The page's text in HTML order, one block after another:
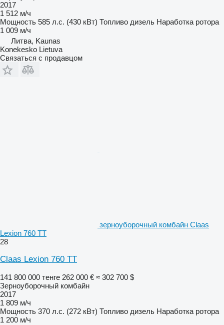
2017
1 512 м/ч
Мощность 585 л.с. (430 кВт) Топливо дизель Наработка ротора
1 009 м/ч
Литва, Kaunas
Konekesko Lietuva
Связаться с продавцом
зерноуборочный комбайн Claas
Lexion 760 TT
28
Claas Lexion 760 TT
141 800 000 тенге 262 000 € ≈ 302 700 $
Зерноуборочный комбайн
2017
1 809 м/ч
Мощность 370 л.с. (272 кВт) Топливо дизель Наработка ротора
1 200 м/ч